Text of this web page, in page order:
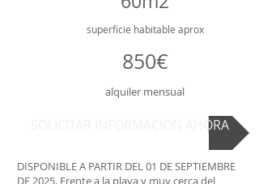
superficie habitable aprox
850€
alquiler mensual
SOLICITAR INFORMACIÓN AHORA
DISPONIBLE A PARTIR DEL 01 DE SEPTIEMBRE
DE 2025. Frente a la playa y muy cerca del